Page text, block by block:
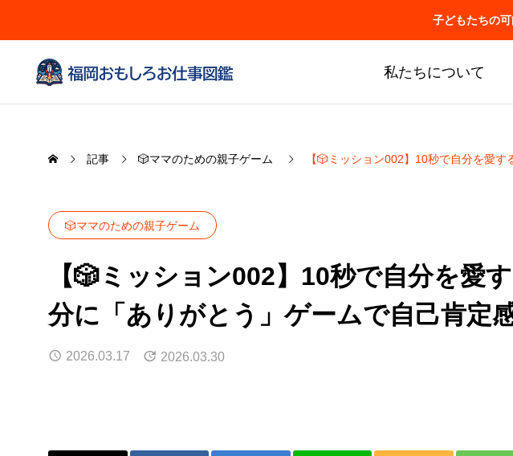
子どもたちの
私たちについて
記事 🎲ママのための親子ゲーム 【🎲ミッション002】10秒で自分を愛
🎲ママのための親子ゲーム
【🎲ミッション002】10秒で自分を愛
分に「ありがとう」ゲームで自己肯定
2026.03.17 2026.03.30